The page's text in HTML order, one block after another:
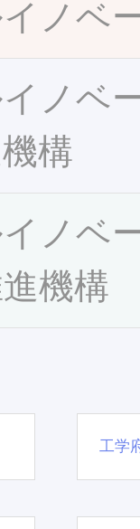
ノベ
ノベ
構
ノベ
機構
工学